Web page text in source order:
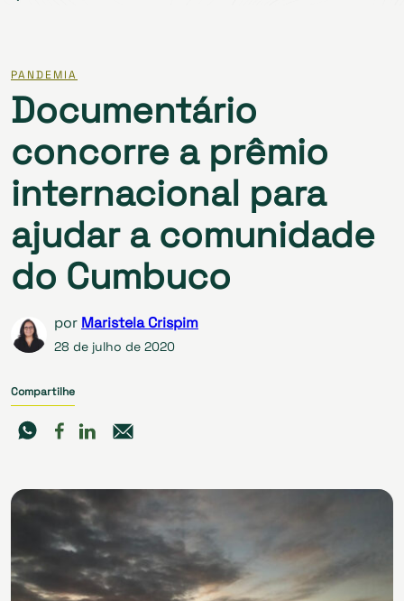
PANDEMIA
Documentário
concorre a prêmio
internacional para
ajudar a comunidade
do Cumbuco
por Maristela Crispim
28 de julho de 2020
Compartilhe